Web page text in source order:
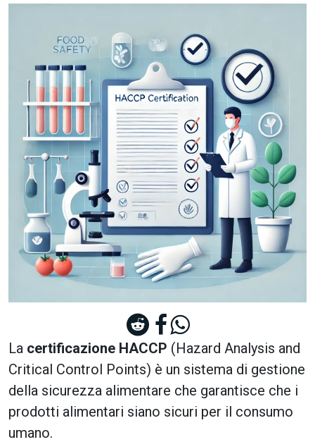
La certificazione HACCP (Hazard Analysis and
Critical Control Points) è un sistema di gestione
della sicurezza alimentare che garantisce che i
prodotti alimentari siano sicuri per il consumo
umano.